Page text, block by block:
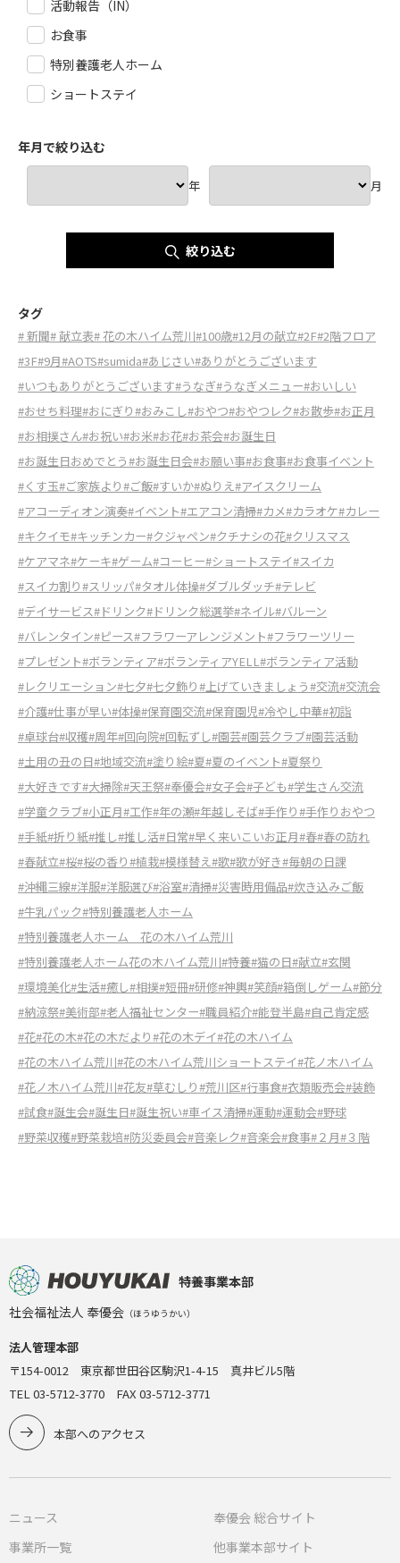
活動報告（IN）
お食事
特別養護老人ホーム
ショートステイ
年月で絞り込む
年 月
絞り込む
タグ
# 新聞# 献立表# 花の木ハイム荒川#100歳#12月の献立#2F#2階フロア
#3F#9月#AOTS#sumida#あじさい#ありがとうございます
#いつもありがとうございます#うなぎ#うなぎメニュー#おいしい
#おせち料理#おにぎり#おみこし#おやつ#おやつレク#お散歩#お正月
#お相撲さん#お祝い#お米#お花#お茶会#お誕生日
#お誕生日おめでとう#お誕生日会#お願い事#お食事#お食事イベント
#くす玉#ご家族より#ご飯#すいか#ぬりえ#アイスクリーム
#アコーディオン演奏#イベント#エアコン清掃#カメ#カラオケ#カレー
#キクイモ#キッチンカー#クジャペン#クチナシの花#クリスマス
#ケアマネ#ケーキ#ゲーム#コーヒー#ショートステイ#スイカ
#スイカ割り#スリッパ#タオル体操#ダブルダッチ#テレビ
#デイサービス#ドリンク#ドリンク総選挙#ネイル#バルーン
#バレンタイン#ピース#フラワーアレンジメント#フラワーツリー
#プレゼント#ボランティア#ボランティアYELL#ボランティア活動
#レクリエーション#七夕#七夕飾り#上げていきましょう#交流#交流会
#介護#仕事が早い#体操#保育園交流#保育園児#冷やし中華#初詣
#卓球台#収穫#周年#回向院#回転ずし#園芸#園芸クラブ#園芸活動
#土用の丑の日#地域交流#塗り絵#夏#夏のイベント#夏祭り
#大好きです#大掃除#天王祭#奉優会#女子会#子ども#学生さん交流
#学童クラブ#小正月#工作#年の瀬#年越しそば#手作り#手作りおやつ
#手紙#折り紙#推し#推し活#日常#早く来いこいお正月#春#春の訪れ
#春献立#桜#桜の香り#植栽#模様替え#歌#歌が好き#毎朝の日課
#沖縄三線#洋服#洋服選び#浴室#清掃#災害時用備品#炊き込みご飯
#牛乳パック#特別養護老人ホーム
#特別養護老人ホーム 花の木ハイム荒川
#特別養護老人ホーム花の木ハイム荒川#特養#猫の日#献立#玄関
#環境美化#生活#癒し#相撲#短冊#研修#神輿#笑顔#箱倒しゲーム#節分
#納涼祭#美術部#老人福祉センター#職員紹介#能登半島#自己肯定感
#花#花の木#花の木だより#花の木デイ#花の木ハイム
#花の木ハイム荒川#花の木ハイム荒川ショートステイ#花ノ木ハイム
#花ノ木ハイム荒川#花友#草むしり#荒川区#行事食#衣類販売会#装飾
#試食#誕生会#誕生日#誕生祝い#車イス清掃#運動#運動会#野球
#野菜収穫#野菜栽培#防災委員会#音楽レク#音楽会#食事#２月#３階
特養事業本部
社会福祉法人 奉優会 （ほうゆうかい）
法人管理本部
〒154-0012 東京都世田谷区駒沢1-4-15 真井ビル5階
TEL 03-5712-3770 FAX 03-5712-3771
本部へのアクセス
ニュース
事業所一覧
奉優会 総合サイト
他事業本部サイト